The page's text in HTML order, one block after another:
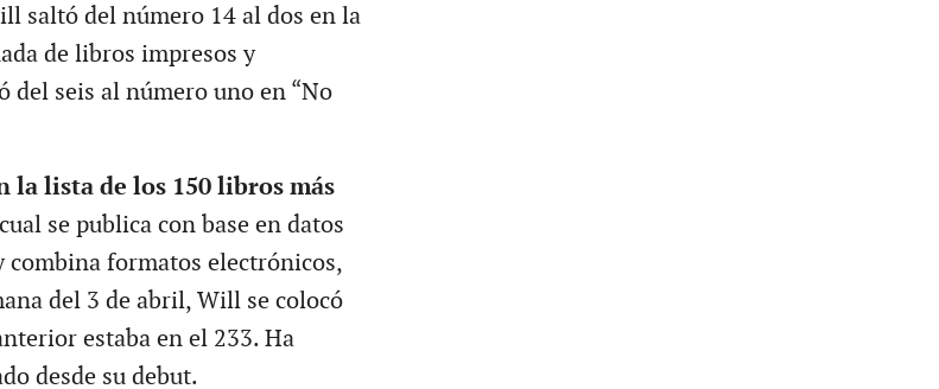
saltó del número 14 al dos en la
de libros impresos y
del seis al número uno en “No
la lista de los 150 libros más
se publica con base en datos
formatos electrónicos,
del 3 de abril, Will se colocó
estaba en el 233. Ha
desde su debut.